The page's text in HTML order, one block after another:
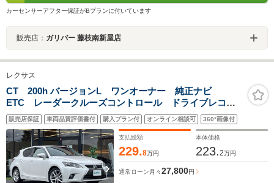
カーセンサーアフター保証がBプランに付いています
販売店： ガリバー 藤枝南新屋店
レクサス
CT 200h バージョンL ワンオーナー 純正ナビ
ETC レーダークルーズコントロール ドライブレコー
ダー バックカメラ レザーシート シートヒーター
シートメモリー 純正フロアマット 純正アルミホイー
ル オートライト
販売店保証 車両品質評価書付 購入プラン付 オンライン相談可 360°画像付
支払総額
229.8万円
本体価格
223.2万円
通常ローン 月々27,800円